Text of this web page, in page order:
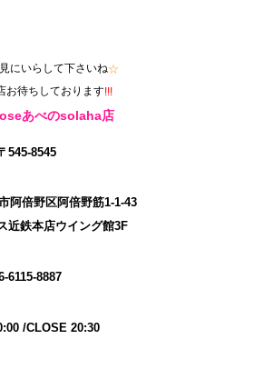
にいらして下さいね☆
お待ちしております!!!
あべのsolaha店
545-8545
阿倍野区阿倍野筋1-1-43
近鉄本店ウイング館3F
6115-8887
/CLOSE 20:30